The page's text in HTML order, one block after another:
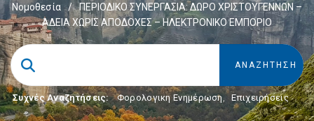
Νομοθεσία
/
ΠΕΡΙΟΔΙΚΟ ΣΥΝΕΡΓΑΣΙΑ: ΔΩΡΟ ΧΡΙΣΤΟΥΓΕΝΝΩΝ –
ΆΔΕΙΑ ΧΩΡΙΣ ΑΠΟΔΟΧΕΣ – ΗΛΕΚΤΡΟΝΙΚΟ ΕΜΠΟΡΙΟ
Συχνές Αναζητήσεις: Φορολογικη Ενημέρωση, Επιχειρήσεις